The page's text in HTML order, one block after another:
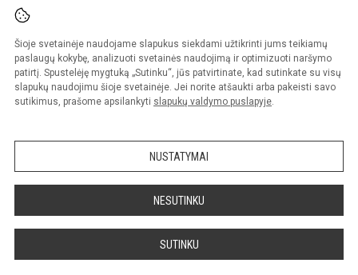
Šioje svetainėje naudojame slapukus siekdami užtikrinti jums teikiamų
paslaugų kokybę, analizuoti svetainės naudojimą ir optimizuoti naršymo
patirtį. Spustelėję mygtuką „Sutinku“, jūs patvirtinate, kad sutinkate su visų
slapukų naudojimu šioje svetainėje. Jei norite atšaukti arba pakeisti savo
sutikimus, prašome apsilankyti slapukų valdymo puslapyje.
NUSTATYMAI
NESUTINKU
SUTINKU
Kopijuoti turinį be raštiško mokyklos administracijos sutikimo griežtai
draudžiama.
Prieinamumo paraiška Slapukų valdymas
Sumanus būdas atnaujinti